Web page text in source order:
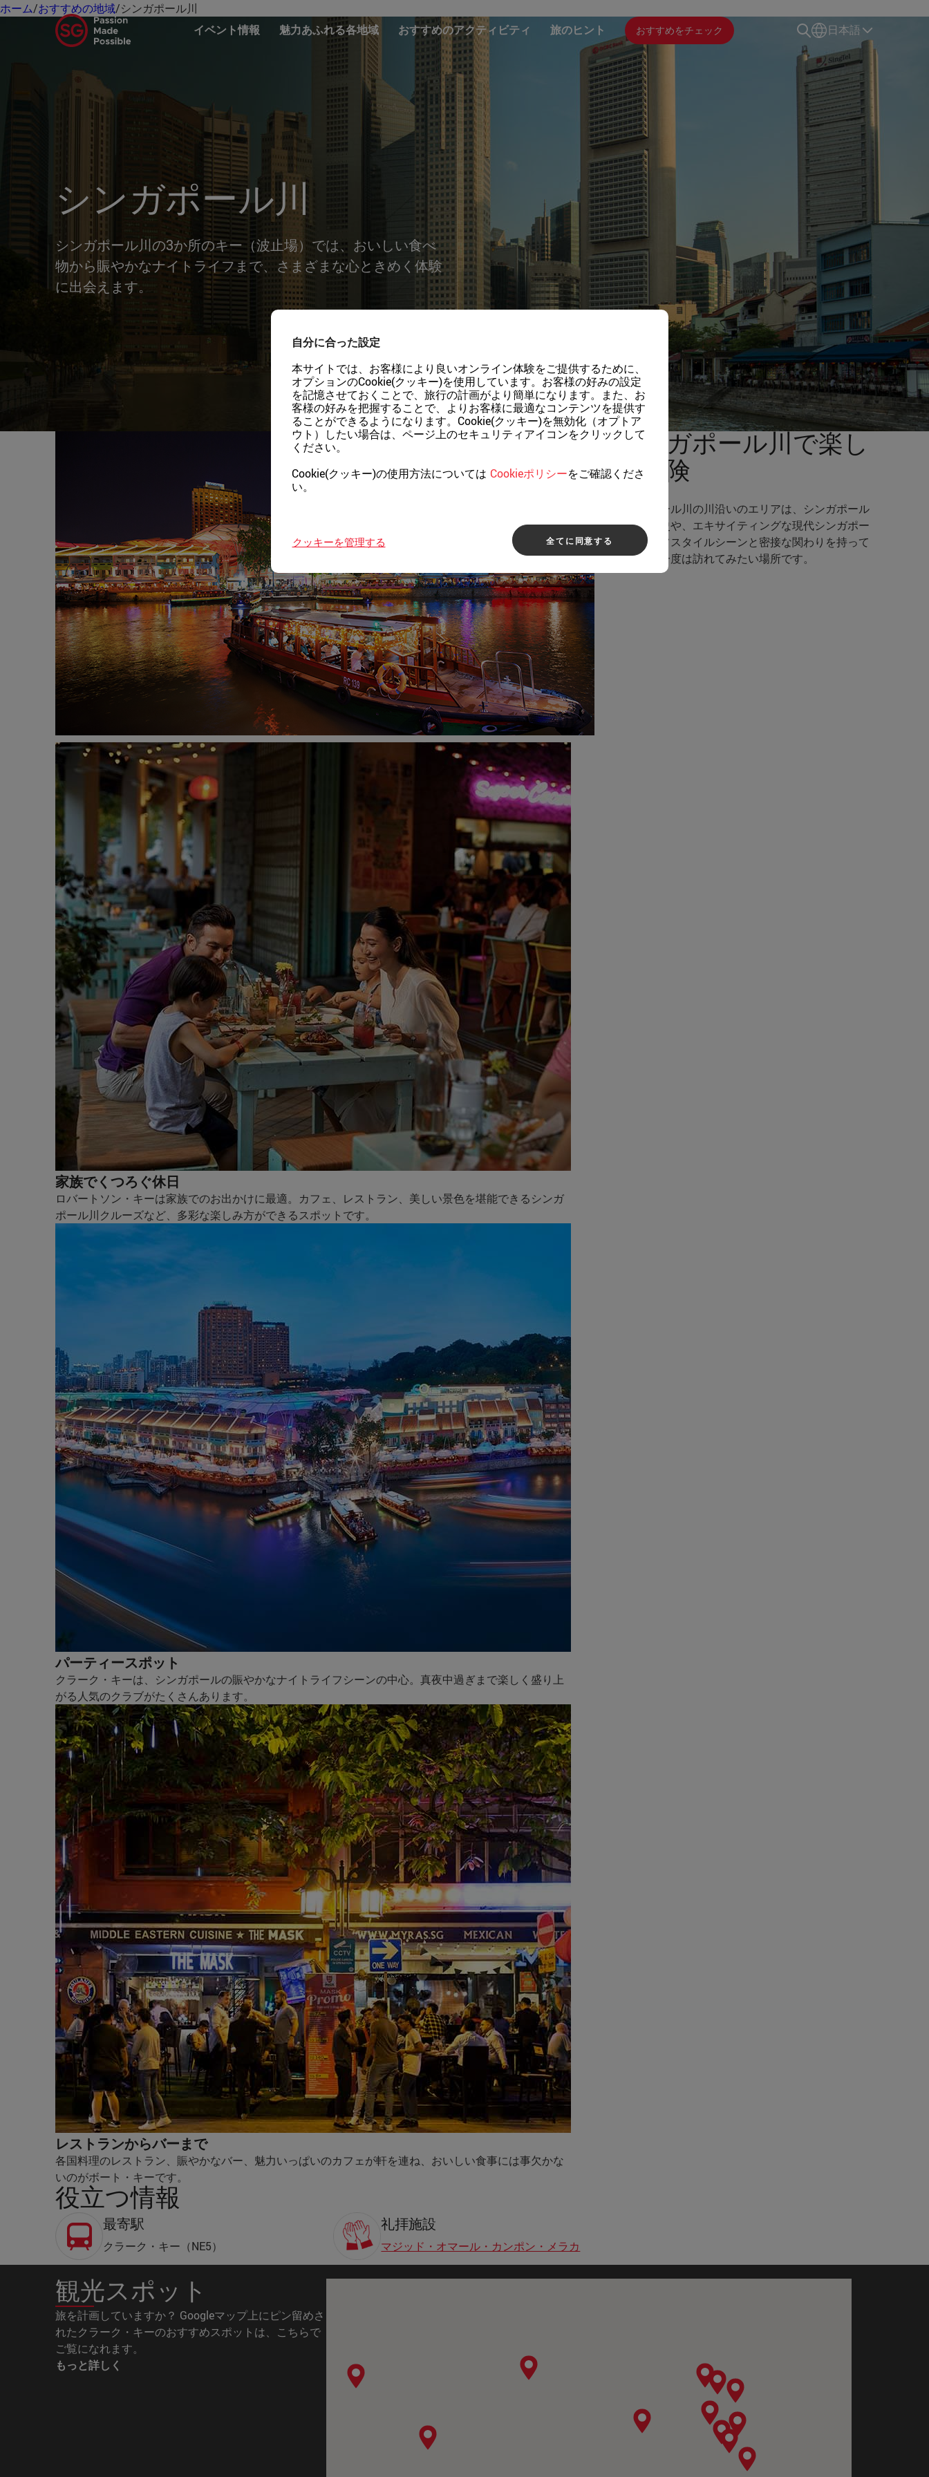
イベント情報 魅力あふれる各地域 おすすめのアクティビティ 旅のヒント おすすめをチェック 日本語
ホーム/おすすめの地域/シンガポール川
シンガポール川
シンガポール川の3か所のキー（波止場）では、おいしい食べ
物から賑やかなナイトライフまで、さまざまな心ときめく体験
に出会えます。
シンガポール川で楽し
む冒険
シンガポール川の川沿いのエリアは、シンガポール
の街の歴史や、エキサイティングな現代シンガポー
ルのライフスタイルシーンと密接な関わりを持って
います。一度は訪れてみたい場所です。
家族でくつろぐ休日
ロバートソン・キーは家族でのお出かけに最適。カフェ、レストラン、美しい景色を堪能できるシンガ
ポール川クルーズなど、多彩な楽しみ方ができるスポットです。
パーティースポット
クラーク・キーは、シンガポールの賑やかなナイトライフシーンの中心。真夜中過ぎまで楽しく盛り上
がる人気のクラブがたくさんあります。
レストランからバーまで
各国料理のレストラン、賑やかなバー、魅力いっぱいのカフェが軒を連ね、おいしい食事には事欠かな
いのがボート・キーです。
役立つ情報
最寄駅
クラーク・キー（NE5）
礼拝施設
マジッド・オマール・カンポン・メラカ
観光スポット
旅を計画していますか？ Googleマップ上にピン留めさ
れたクラーク・キーのおすすめスポットは、こちらで
ご覧になれます。
もっと詳しく
自分に合った設定
本サイトでは、お客様により良いオンライン体験をご提供するために、
オプションのCookie(クッキー)を使用しています。お客様の好みの設定
を記憶させておくことで、旅行の計画がより簡単になります。また、お
客様の好みを把握することで、よりお客様に最適なコンテンツを提供す
ることができるようになります。Cookie(クッキー)を無効化（オプトア
ウト）したい場合は、ページ上のセキュリティアイコンをクリックして
ください。
Cookie(クッキー)の使用方法については Cookieポリシーをご確認くださ
い。
全てに同意する
クッキーを管理する